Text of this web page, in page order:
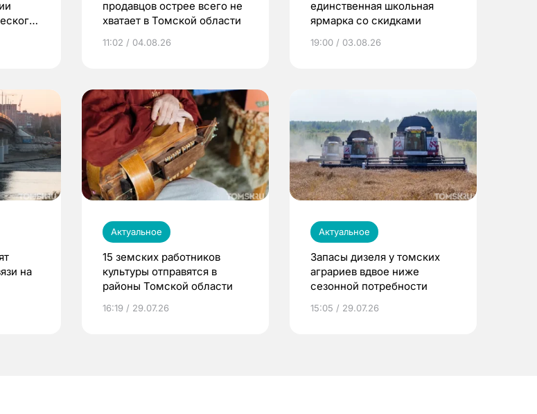
продавцов острее всего не
хватает в Томской области
11:02 / 04.08.26
единственная школьная
ярмарка со скидками
19:00 / 03.08.26
на
Актуальное
15 земских работников
культуры отправятся в
районы Томской области
16:19 / 29.07.26
Актуальное
Запасы дизеля у томских
аграриев вдвое ниже
сезонной потребности
15:05 / 29.07.26